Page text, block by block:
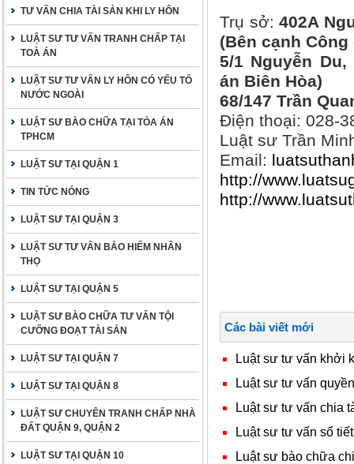
TƯ VẤN CHIA TÀI SẢN KHI LY HÔN
LUẬT SƯ TƯ VẤN TRANH CHẤP TẠI
TOÀ ÁN
LUẬT SƯ TƯ VẤN LY HÔN CÓ YẾU TỐ
NƯỚC NGOÀI
LUẬT SƯ BÀO CHỮA TẠI TÒA ÁN
TPHCM
LUẬT SƯ TẠI QUẬN 1
TIN TỨC NÓNG
LUẬT SƯ TẠI QUẬN 3
LUẬT SƯ TƯ VẤN BẢO HIỂM NHÂN
THỌ
LUẬT SƯ TẠI QUẬN 5
LUẬT SƯ BÀO CHỮA TƯ VẤN TỘI
CƯỠNG ĐOẠT TÀI SẢN
LUẬT SƯ TẠI QUẬN 7
LUẬT SƯ TẠI QUẬN 8
LUẬT SƯ CHUYÊN TRANH CHẤP NHÀ
ĐẤT QUẬN 9, QUẬN 2
LUẬT SƯ TẠI QUẬN 10
Trụ sở:402A
(Bên cạnh
5/1 Nguyễn
án Biên Hòa)
68/147 Trần
Điện thoại: 028-
Luật sư Trần
Email:
http://
http://
Các bài viết mới
Luật sư tư vấn khởi
Luật sư tư vấn
Luật sư tư vấn chia
Luật sư tư vấn sổ
Luật sư bào chữa